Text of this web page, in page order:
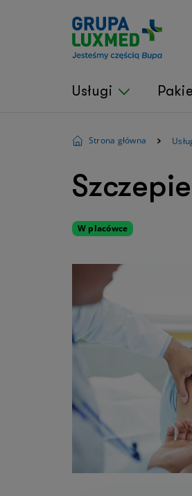
Usługi
Strona główna
W placówce